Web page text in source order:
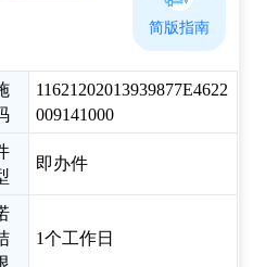
11621202013939877E4622
009141000
即办件
1个工作日
简版指南